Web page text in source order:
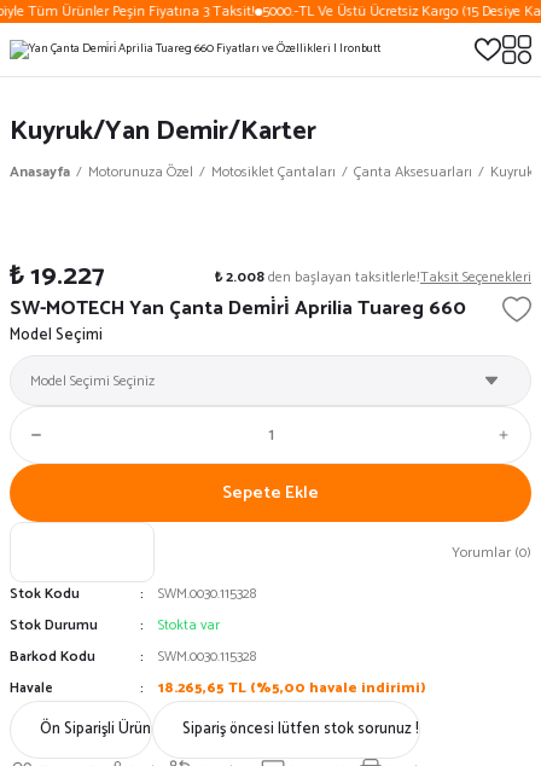
Tüm Ürünler Peşin Fiyatına 3 Taksit! 5000.-TL Ve Üstü Ücretsiz Kargo (15 Desiye Kadar)
Kuyruk/Yan Demir/Karter
Anasayfa Motorunuza Özel Motosiklet Çantaları Çanta Aksesuarları
Yorumlar (0)
SW-MOTECH Yan Çanta Demi̇ri̇ Aprilia Tuareg 660
₺ 19.227 ₺ 2.008den başlayan taksitlerle!Taksit Seçenekleri
Stok Kodu
SWM.0030.115328
Stok Durumu
Stokta var
Barkod Kodu
SWM.0030.115328
Havale
18.265,65 TL (%5,00 havale indirimi)
Model Seçimi
Sepete Ekle
Ön Siparişli Ürün Sipariş öncesi lütfen stok sorunuz !